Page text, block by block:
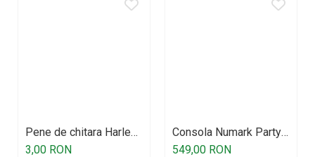
Pene de chitara Harley
Benton
3,00 RON
Consola Numark Party
Mix MKII
549,00 RON